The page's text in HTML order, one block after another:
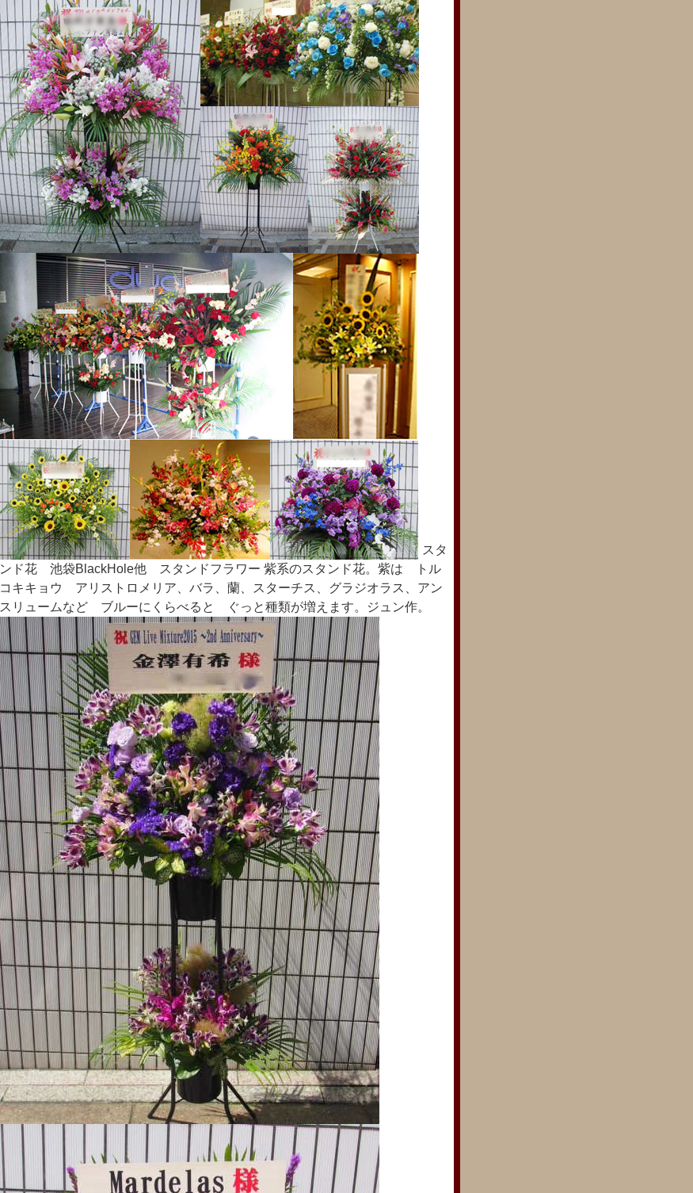
スタ
ンド花 池袋BlackHole他 スタンドフラワー 紫系のスタンド花。紫は トル
コキキョウ アリストロメリア、バラ、蘭、スターチス、グラジオラス、アン
スリュームなど ブルーにくらべると ぐっと種類が増えます。ジュン作。